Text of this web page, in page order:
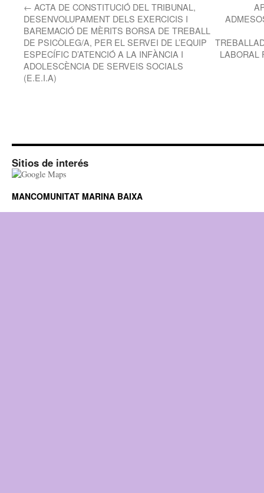
← ACTA DE CONSTITUCIÓ DEL TRIBUNAL,
DESENVOLUPAMENT DELS EXERCICIS I
BAREMACIÓ DE MÈRITS BORSA DE TREBALL
DE PSICÒLEG/A, PER EL SERVEI DE L’EQUIP
ESPECÍFIC D’ATENCIÓ A LA INFÀNCIA I
ADOLESCÈNCIA DE SERVEIS SOCIALS
(E.E.I.A)
LABORAL
Sitios de interés
MANCOMUNITAT MARINA BAIXA